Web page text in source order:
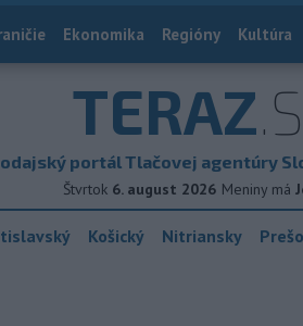
Ekonomika Regióny Kultúra
TERAZ
portál Tlačovej agentúry
Štvrtok 6. august 2026 Meniny má
Košický Nitriansky